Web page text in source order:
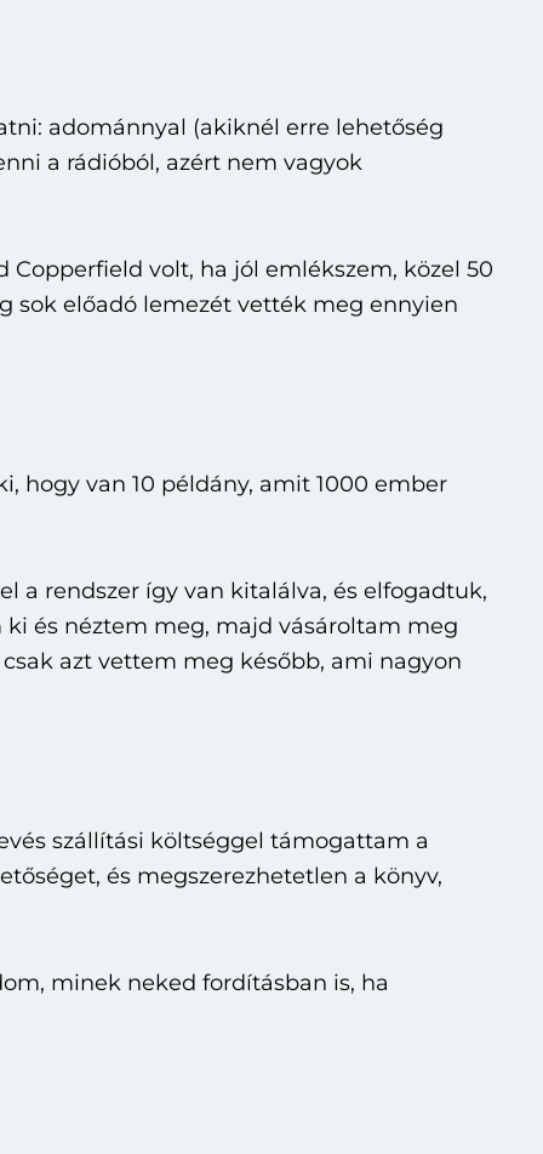
adománnyal (akiknél erre lehetőség
a rádióból, azért nem vagyok
volt, ha jól emlékszem, közel 50
sok előadó lemezét vették meg ennyien
hogy van 10 példány, amit 1000 ember
a rendszer így van kitalálva, és elfogadtuk,
és néztem meg, majd vásároltam meg
azt vettem meg később, ami nagyon
szállítási költséggel támogattam a
és megszerezhetetlen a könyv,
minek neked fordításban is, ha